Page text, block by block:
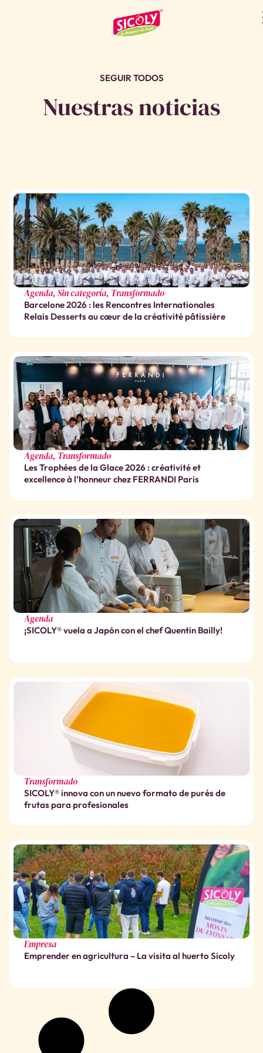
SEGUIR TODOS
Nuestras noticias
Agenda,Sin categoría, Transformado
Barcelone 2026 : les Rencontres Internationales
Relais Desserts au cœur de la créativité pâtissière
Agenda, Transformado
Les Trophées de la Glace 2026 : créativité et
excellence à l’honneur chez FERRANDI Paris
Agenda
¡SICOLY® vuela a Japón con el chef Quentin Bailly!
Transformado
SICOLY® innova con un nuevo formato de purés de
frutas para profesionales
Empresa
Emprender en agricultura – La visita al huerto Sicoly